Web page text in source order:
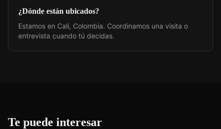
¿Dónde están ubicados?
Estamos en Cali, Colombia. Coordinamos una visita o
entrevista cuando tú decidas.
Te puede interesar